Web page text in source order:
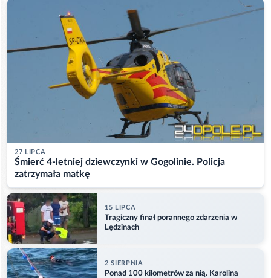
27 LIPCA
Śmierć 4-letniej dziewczynki w Gogolinie. Policja
zatrzymała matkę
15 LIPCA
Tragiczny finał porannego zdarzenia w
Lędzinach
2 SIERPNIA
Ponad 100 kilometrów za nią. Karolina